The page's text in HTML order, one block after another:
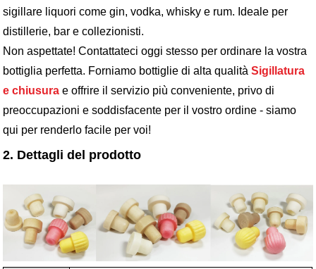
sigillare liquori come gin, vodka, whisky e rum. Ideale per
distillerie, bar e collezionisti.
Non aspettate! Contattateci oggi stesso per ordinare la vostra
bottiglia perfetta. Forniamo bottiglie di alta qualitàSigillatura
e chiusura e offrire il servizio più conveniente, privo di
preoccupazioni e soddisfacente per il vostro ordine - siamo
qui per renderlo facile per voi!
2. Dettagli del prodotto